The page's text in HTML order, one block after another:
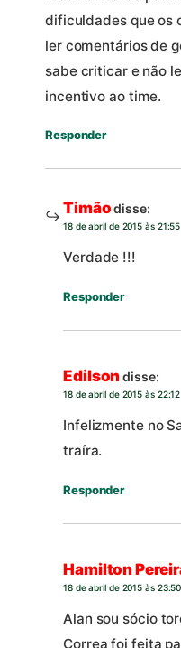
dificuldades que os
ler comentários de
sabe criticar e não
incentivo ao time.
Responder
Timão disse:
18 de abril de 2015 às 21:55
Verdade !!!
Responder
Edilsondisse:
18 de abril de 2015 às 22:12
Infelizmente no
traíra.
Responder
Hamilton
18 de abril de 2015 às 23:50
Alan sou sócio
Correa foi feita